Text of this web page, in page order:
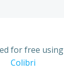
for free
Colibri